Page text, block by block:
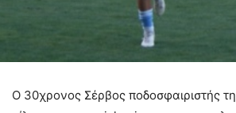
Ο 30χρονος Σέρβος ποδοσφαιριστής